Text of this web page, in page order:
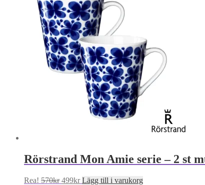
Rörstrand Mon Amie serie – 2 st
Rea! 570kr Det
499krDet
Lägg till i varukorg